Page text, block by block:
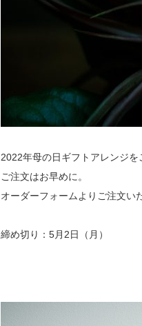
2022年母の日ギフトアレンジを
ご注文はお早めに。
オーダーフォームよりご注文い
締め切り：5月2日（月）